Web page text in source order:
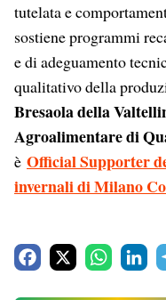
tutelata e
sostiene programmi
e di adeguamento
qualitativo della
Bresaola della
Agroalimentare di
è Official Supporter
invernali di Milano